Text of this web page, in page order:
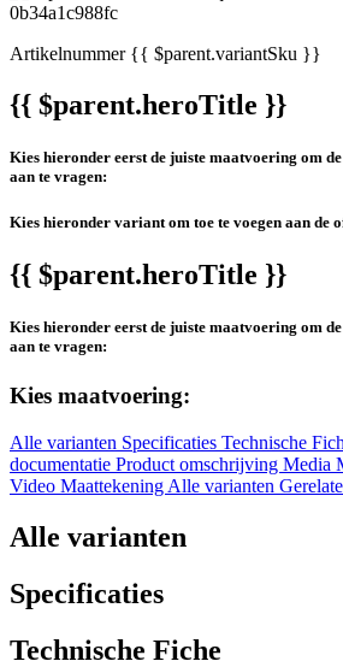
Artikelnummer{{ $parent.variantSku }}
{{ $parent.heroTitle }}
Kies hieronder eerst de juiste maatvoering om
aan te vragen:
Kies hieronder variant om toe te voegen aan de
{{ $parent.heroTitle }}
Kies hieronder eerst de juiste maatvoering om
aan te vragen:
Kies maatvoering:
Alle varianten Specificaties Technische
documentatie Product omschrijving Media
Video Maattekening Alle varianten
Alle varianten
Specificaties
Technische Fiche